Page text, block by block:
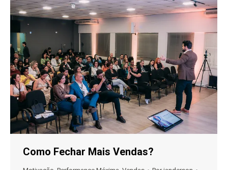
Como Fechar Mais Vendas?